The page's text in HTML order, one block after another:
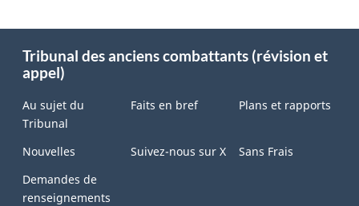
this
site
Tribunal des anciens combattants (révision et
appel)
Au sujet du
Tribunal
Faits en bref Plans et rapports
Nouvelles Suivez-nous sur X
Sans Frais
Demandes de
renseignements